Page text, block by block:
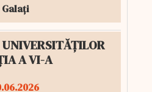
Galați
A VI-A